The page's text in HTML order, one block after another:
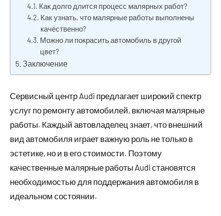
Как долго длится процесс малярных работ?
Как узнать, что малярные работы выполнены
качественно?
Можно ли покрасить автомобиль в другой
цвет?
Заключение
Сервисный центр Audi предлагает широкий спектр
услуг по ремонту автомобилей, включая малярные
работы. Каждый автовладелец знает, что внешний
вид автомобиля играет важную роль не только в
эстетике, но и в его стоимости. Поэтому
качественные малярные работы Audi становятся
необходимостью для поддержания автомобиля в
идеальном состоянии.